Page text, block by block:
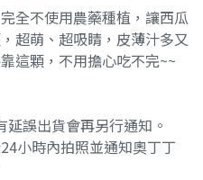
全不使用農藥種植，讓西瓜
超萌、超吸睛，皮薄汁多又
這顆，不用擔心吃不完~~
誤出貨會再另行通知。
小時內拍照並通知奧丁丁